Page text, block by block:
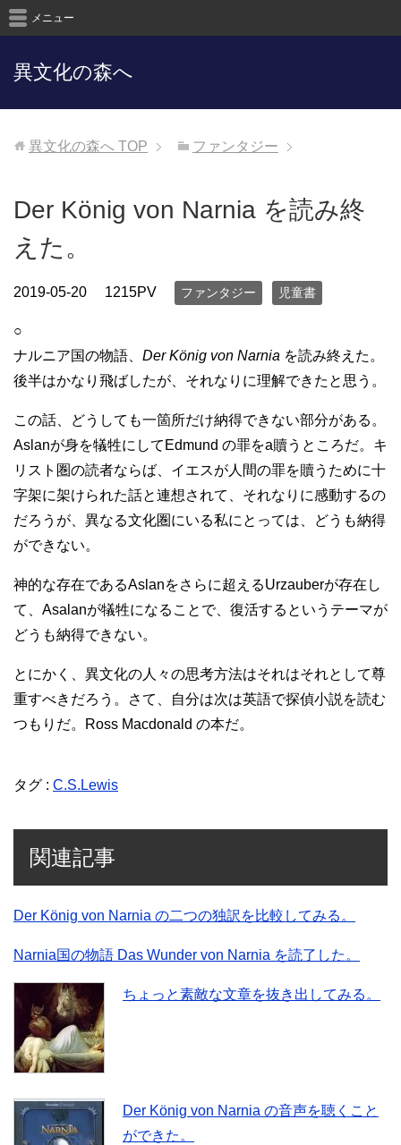
異文化の森へ
メニュー
異文化の森へ TOP ファンタジー
Der König von Narnia を読み終
えた。
2019-05-20 1215PV ファンタジー 児童書
○
ナルニア国の物語、 Der König von Narnia を読み終えた。
後半はかなり飛ばしたが、それなりに理解できたと思う。
この話、どうしても一箇所だけ納得できない部分がある。
Aslanが身を犠牲にしてEdmund の罪をa贖うところだ。キ
リスト圏の読者ならば、イエスが人間の罪を贖うために十
字架に架けられた話と連想されて、それなりに感動するの
だろうが、異なる文化圏にいる私にとっては、どうも納得
ができない。
神的な存在であるAslanをさらに超えるUrzauberが存在し
て、Asalanが犠牲になることで、復活するというテーマが
どうも納得できない。
とにかく、異文化の人々の思考方法はそれはそれとして尊
重すべきだろう。さて、自分は次は英語で探偵小説を読む
つもりだ。Ross Macdonald の本だ。
タグ : C.S.Lewis
関連記事
Der König von Narnia の二つの独訳を比較してみる。
Narnia国の物語 Das Wunder von Narnia を読了した。
ちょっと素敵な文章を抜き出してみる。
Der König von Narnia の音声を聴くこと
ができた。